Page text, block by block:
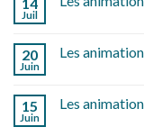
Juil
20
Juin
Les
15
Juin
Les